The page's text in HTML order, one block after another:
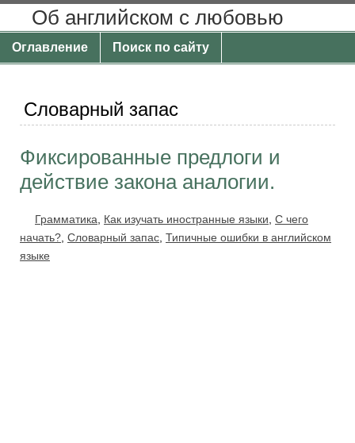
Об английском с любовью
Оглавление Поиск по сайту
Словарный запас
Фиксированные предлоги и
действие закона аналогии.
Грамматика Как изучать иностранные языки С чего
начать? Словарный запас Типичные ошибки в английском
языке